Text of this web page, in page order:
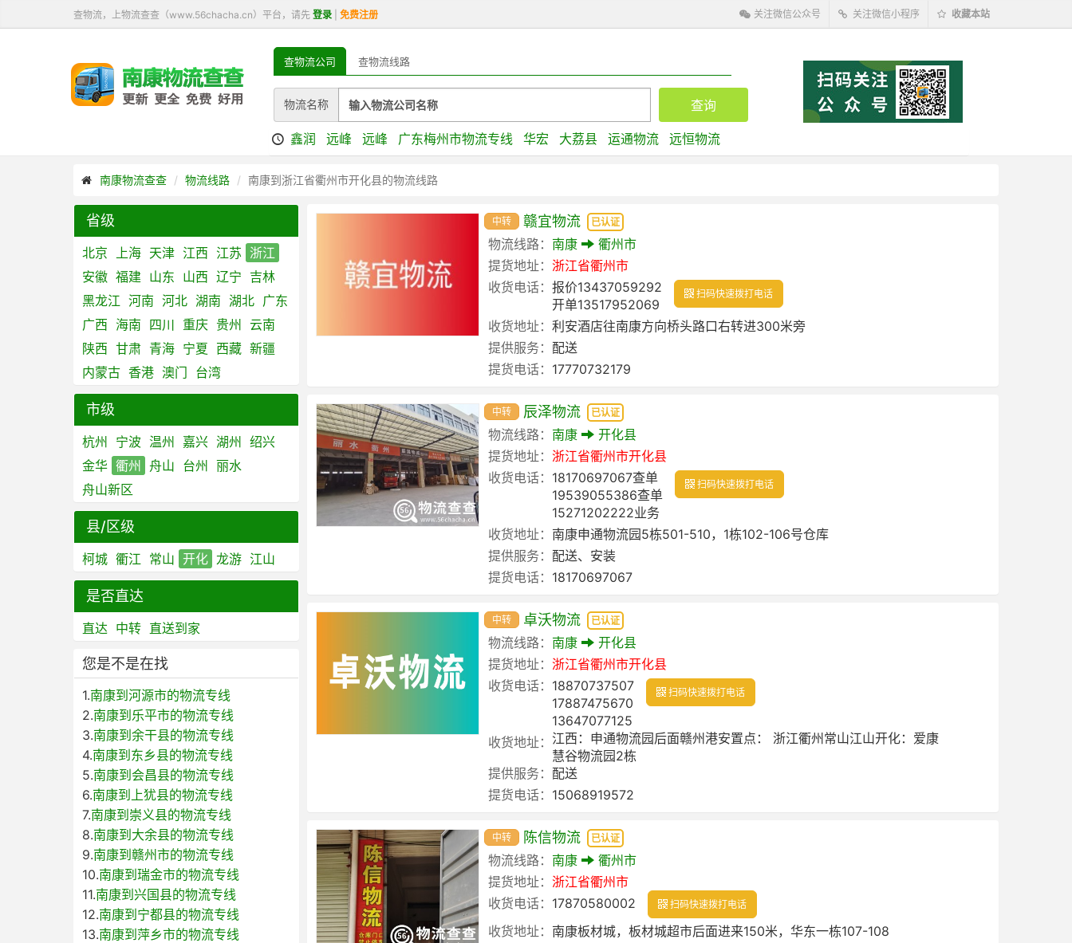
查物流，上物流查查（www.56chacha.cn）平台，请先 登录 免费注册 关注微信公众号 关注微信小程序 收藏本站
查物流公司 查物流线路
物流名称
鑫润 远峰 远峰 广东梅州市物流专线 华宏 大荔县 运通物流 远恒物流
南康物流查查 物流线路 南康到浙江省衢州市开化县的物流线路
省级
北京 上海 天津 江西 江苏 浙江
安徽 福建 山东 山西 辽宁 吉林
黑龙江 河南 河北 湖南 湖北 广东
广西 海南 四川 重庆 贵州
云南
陕西 甘肃 青海 宁夏 西藏 新疆
内蒙古 香港 澳门 台湾
市级
杭州 宁波 温州 嘉兴 湖州
绍兴
金华 衢州 舟山 台州
丽水
舟山新区
县/区级
柯城 衢江 常山 开化 龙游 江山
是否直达
直达 中转 直送到家
您是不是在找
1.南康到河源市的物流专线
2.南康到乐平市的物流专线
3.南康到余干县的物流专线
4.南康到东乡县的物流专线
5.南康到会昌县的物流专线
6.南康到上犹县的物流专线
7.南康到崇义县的物流专线
8.南康到大余县的物流专线
9.南康到赣州市的物流专线
10.南康到瑞金市的物流专线
11.南康到兴国县的物流专线
12.南康到宁都县的物流专线
13.南康到萍乡市的物流专线
中转 赣宜物流 已认证
物流线路： 南康
衢州市
提货地址： 浙江省衢州市
收货电话： 报价13437059292
开单13517952069
扫码快速拨打电话
收货地址： 利安酒店往南康方向桥头路口右转进300米旁
提供服务： 配送
提货电话： 17770732179
中转 辰泽物流 已认证
物流线路： 南康
开化县
提货地址： 浙江省衢州市开化县
收货电话： 18170697067查单
19539055386查单
15271202222业务
扫码快速拨打电话
收货地址： 南康申通物流园5栋501-510，1栋102-106号仓库
提供服务： 配送、安装
提货电话： 18170697067
中转 卓沃物流 已认证
物流线路： 南康
开化县
提货地址： 浙江省衢州市开化县
收货电话： 18870737507
17887475670
13647077125
扫码快速拨打电话
收货地址： 江西：申通物流园后面赣州港安置点： 浙江衢州常山江山开化：爱康
慧谷物流园2栋
提供服务： 配送
提货电话： 15068919572
中转 陈信物流 已认证
物流线路： 南康
衢州市
提货地址： 浙江省衢州市
收货电话： 17870580002 扫码快速拨打电话
收货地址： 南康板材城，板材城超市后面进来150米，华东一栋107-108